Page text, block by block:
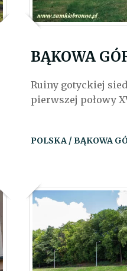
BĄKOWA
Ruiny gotyckiej
pierwszej połowy
POLSKA / BĄKOWA